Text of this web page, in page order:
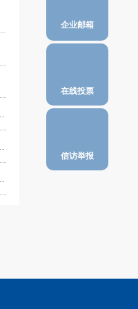
企业邮箱
在线投票
信访举报